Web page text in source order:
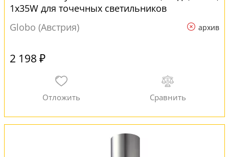
1x35W для точечных светильников
Globo (Австрия)
архив
2 198 ₽